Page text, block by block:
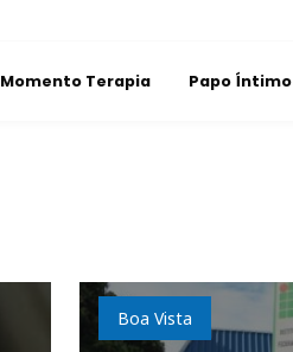
Momento Terapia Papo Íntimo
Boa Vista